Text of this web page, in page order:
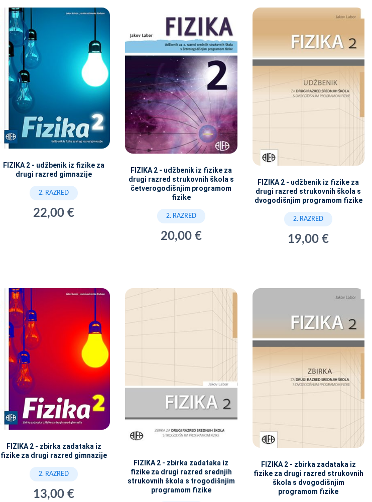
FIZIKA 2 - udžbenik iz fizike za
drugi razred gimnazije
2. RAZRED
22,00 €
FIZIKA 2 - udžbenik iz fizike za
drugi razred strukovnih škola s
četverogodišnjim programom
fizike
2. RAZRED
20,00 €
FIZIKA 2 - udžbenik iz fizike za
drugi razred strukovnih škola s
dvogodišnjim programom fizike
2. RAZRED
19,00 €
FIZIKA 2 - zbirka zadataka iz
fizike za drugi razred gimnazije
2. RAZRED
13,00 €
FIZIKA 2 - zbirka zadataka iz
fizike za drugi razred srednjih
strukovnih škola s trogodišnjim
programom fizike
FIZIKA 2 - zbirka zadataka iz
fizike za drugi razred strukovnih
škola s dvogodišnjim
programom fizike